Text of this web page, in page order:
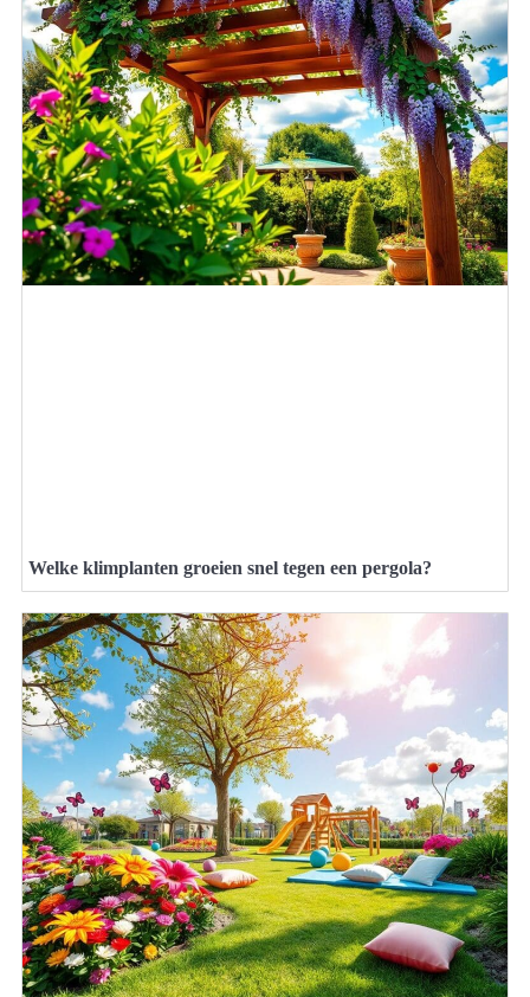
Welke klimplanten groeien snel tegen een pergola?